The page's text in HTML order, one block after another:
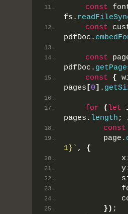
const
fs.
const
pdfDoc.
const
pdfDoc.
const
{
pages [0] .
for ( let
pages. length ;
const
        page.
1} ` , {
} ) ;